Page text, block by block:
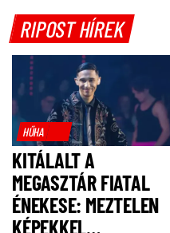
RIPOST HÍREK
HŰHA
KITÁLALT A
MEGASZTÁR FIATAL
ÉNEKESE: MEZTELEN
KÉPEKKEL